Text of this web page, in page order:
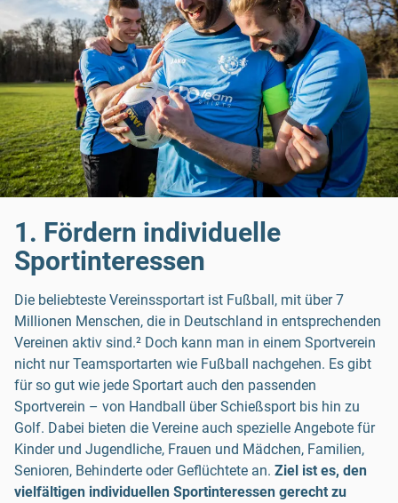
1. Fördern individuelle
Sportinteressen
Die beliebteste Vereinssportart ist Fußball, mit über 7
Millionen Menschen, die in Deutschland in entsprechenden
Vereinen aktiv sind.² Doch kann man in einem Sportverein
nicht nur Teamsportarten wie Fußball nachgehen. Es gibt
für so gut wie jede Sportart auch den passenden
Sportverein – von Handball über Schießsport bis hin zu
Golf. Dabei bieten die Vereine auch spezielle Angebote für
Kinder und Jugendliche, Frauen und Mädchen, Familien,
Senioren, Behinderte oder Geflüchtete an. Ziel ist es, den
vielfältigen individuellen Sportinteressen gerecht zu